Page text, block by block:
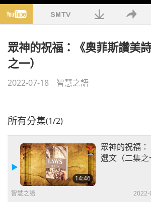
眾神的祝福：《奧菲斯讚美
之一）
2022-07-18 智慧之語
所有分集(1/2)
14:46
眾神的祝福：
選文（二集之
智慧之語 2022-